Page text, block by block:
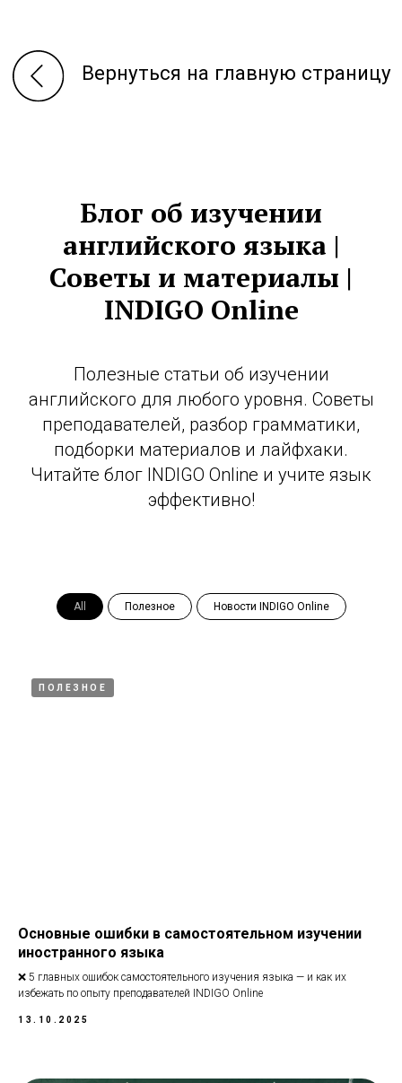
Блог об изучении
английского языка |
Советы и материалы |
INDIGO Online
Полезные статьи об изучении
английского для любого уровня. Советы
преподавателей, разбор грамматики,
подборки материалов и лайфхаки.
Читайте блог INDIGO Online и учите язык
эффективно!
All Полезное Новости INDIGO Online
ПОЛЕЗНОЕ
Основные ошибки в самостоятельном изучении
иностранного языка
❌ 5 главных ошибок самостоятельного изучения языка — и как их
избежать по опыту преподавателей INDIGO Online
13.10.2025